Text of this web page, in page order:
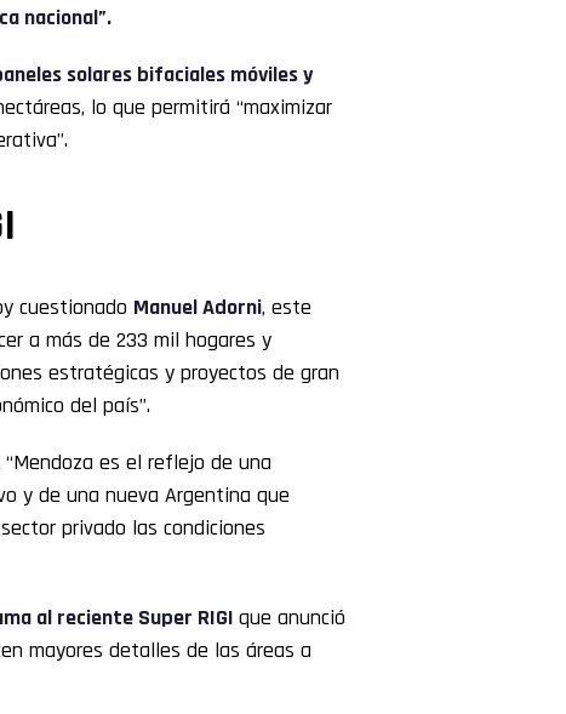
nacional”.
solares bifaciales móviles y
lo que permitirá “maximizar
cuestionado Manuel Adorni, este
a más de 233 mil hogares y
estratégicas y proyectos de gran
del país”.
es el reflejo de una
y de una nueva Argentina que
privado las condiciones
al reciente Super RIGI que anunció
mayores detalles de las áreas a